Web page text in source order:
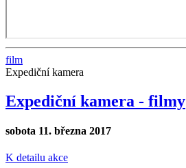
film
Expediční kamera
Expediční kamera - filmy
sobota 11. března 2017
K detailu akce